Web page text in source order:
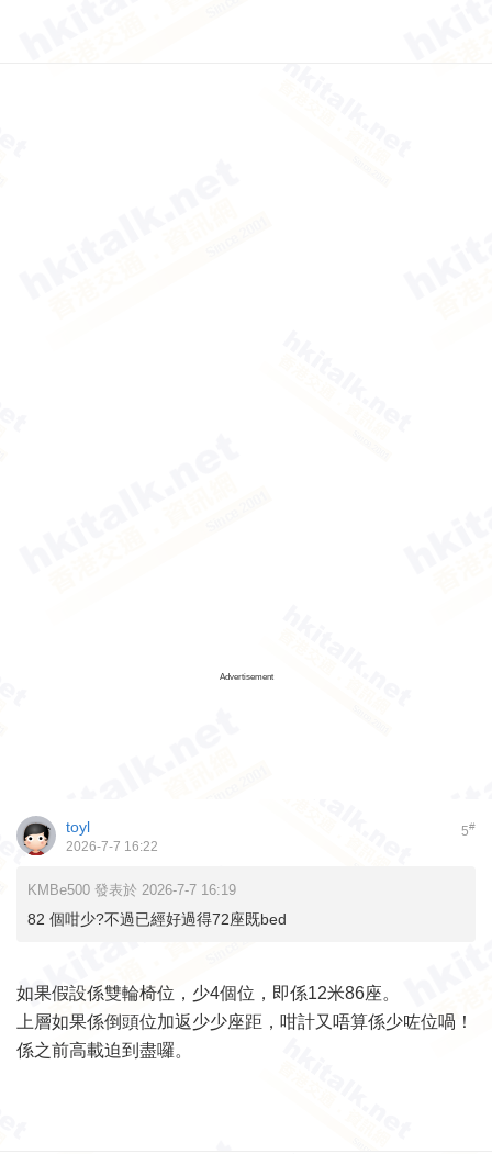
Advertisement
5#
toyl
2026-7-7 16:22
KMBe500 發表於 2026-7-7 16:19
82 個咁少?不過已經好過得72座既bed
如果假設係雙輪椅位，少4個位，即係12米86座。
上層如果係倒頭位加返少少座距，咁計又唔算係少咗位喎！
係之前高載迫到盡囉。